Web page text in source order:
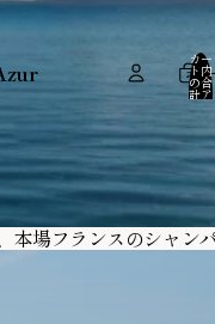
ホ
カー
ト内
の合
計ア
数: 0
場フランスのシャン